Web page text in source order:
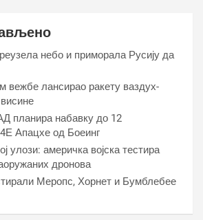
небо и приморала Русију да
вежбе лансирао ракету ваздух-
планира набавку до 12
Апацхе од Боеинг
улози: америчка војска тестира
дронова
Меропс, Хорнет и Бумблебее